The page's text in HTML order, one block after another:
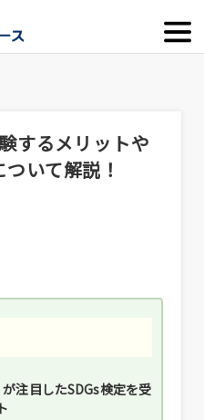
するメリットや
いて解説！
注目したSDGs検定を受